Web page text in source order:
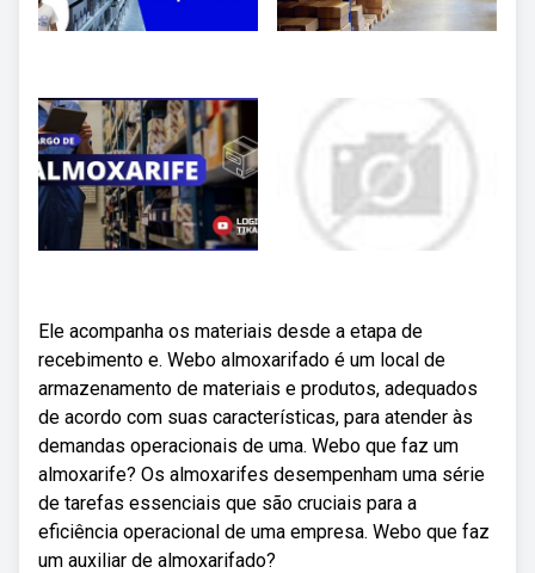
Ele acompanha os materiais desde a etapa de
recebimento e. Webo almoxarifado é um local de
armazenamento de materiais e produtos, adequados
de acordo com suas características, para atender às
demandas operacionais de uma. Webo que faz um
almoxarife? Os almoxarifes desempenham uma série
de tarefas essenciais que são cruciais para a
eficiência operacional de uma empresa. Webo que faz
um auxiliar de almoxarifado?